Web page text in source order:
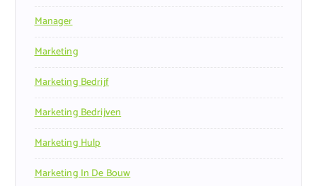
Manager
Marketing
Marketing Bedrijf
Marketing Bedrijven
Marketing Hulp
Marketing In De Bouw